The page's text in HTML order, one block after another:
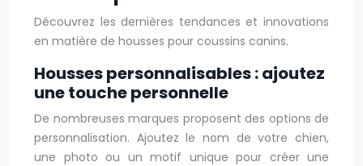
Découvrez les dernières tendances et innovations
en matière de housses pour coussins canins.
Housses personnalisables : ajoutez
une touche personnelle
De nombreuses marques proposent des options de
personnalisation. Ajoutez le nom de votre chien,
une photo ou un motif unique pour créer une